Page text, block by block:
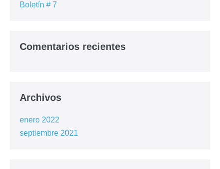
Boletín # 7
Comentarios recientes
Archivos
enero 2022
septiembre 2021